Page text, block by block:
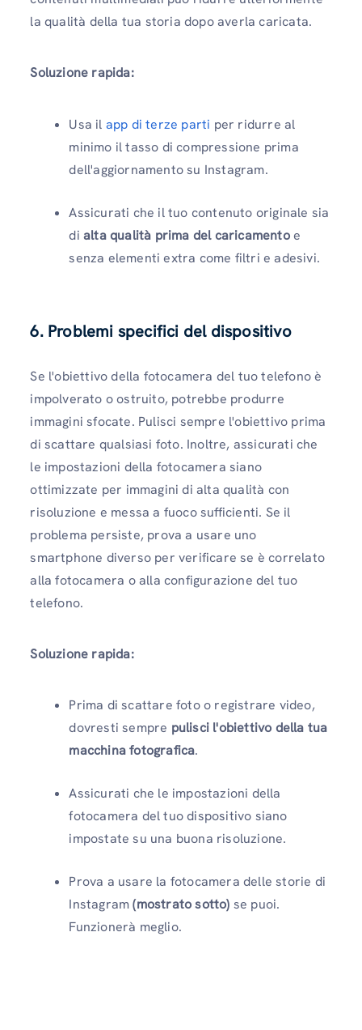
la qualità della tua storia dopo averla caricata.
Soluzione rapida:
Usa il app di terze parti per ridurre al
minimo il tasso di compressione prima
dell'aggiornamento su Instagram.
Assicurati che il tuo contenuto originale sia
di alta qualità prima del caricamentoe
senza elementi extra come filtri e adesivi.
6. Problemi specifici del dispositivo
Se l'obiettivo della fotocamera del tuo telefono è
impolverato o ostruito, potrebbe produrre
immagini sfocate. Pulisci sempre l'obiettivo prima
di scattare qualsiasi foto. Inoltre, assicurati che
le impostazioni della fotocamera siano
ottimizzate per immagini di alta qualità con
risoluzione e messa a fuoco sufficienti. Se il
problema persiste, prova a usare uno
smartphone diverso per verificare se è correlato
alla fotocamera o alla configurazione del tuo
telefono.
Soluzione rapida:
Prima di scattare foto o registrare video,
dovresti sempre pulisci l'obiettivo della tua
macchina fotografica.
Assicurati che le impostazioni della
fotocamera del tuo dispositivo siano
impostate su una buona risoluzione.
Prova a usare la fotocamera delle storie di
Instagram(mostrato sotto) se puoi.
Funzionerà meglio.